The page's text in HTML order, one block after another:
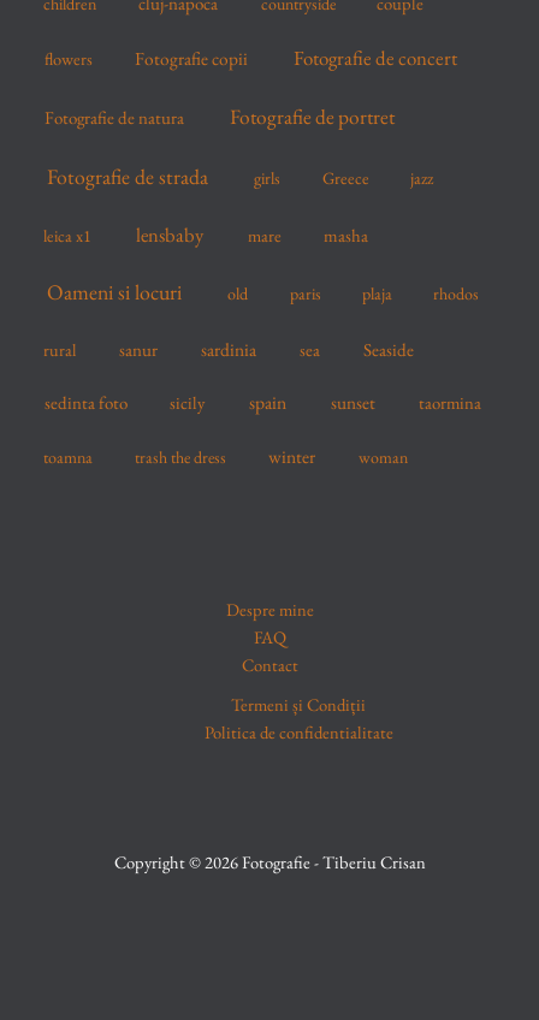
flowers Fotografie copii Fotografie de concert
Fotografie de natura Fotografie de portret
Fotografie de strada girls Greece jazz
leica x1 lensbaby mare masha
Oameni si locuri old paris plaja rhodos
rural sanur sardinia sea Seaside
sedinta foto sicily spain sunset taormina
toamna trash the dress winter woman
Despre mine
FAQ
Contact
Termeni și Condiții
Politica de confidentialitate
Copyright © 2026 Fotografie - Tiberiu Crisan